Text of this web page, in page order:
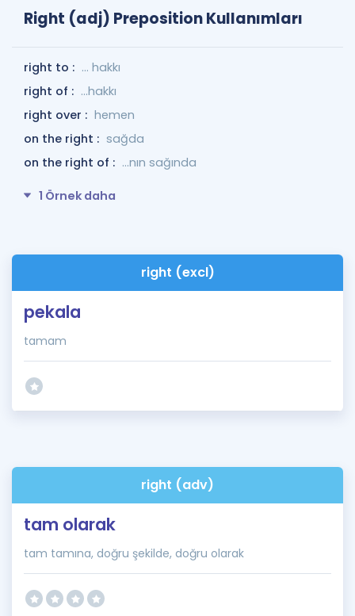
Right (adj) Preposition Kullanımları
right to : ... hakkı
right of : ...hakkı
right over : hemen
on the right : sağda
on the right of : ...nın sağında
1 Örnek daha
right (excl)
pekala
tamam
right (adv)
tam olarak
tam tamına, doğru şekilde, doğru olarak